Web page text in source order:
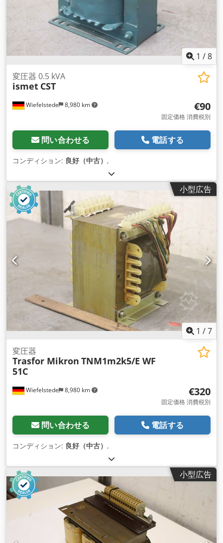
1 /8
Wiefelstede 8,980 km
変圧器 0.5 kVA
ismet CST
€90
固定価格 消費税別
問い合わせる 電話する
コンディション: 良好（中古） ,
小型広告
1 /7
Wiefelstede 8,980 km
変圧器
Trasfor Mikron TNM1m2k5/E WF
51C
€320
固定価格 消費税別
問い合わせる 電話する
コンディション: 良好（中古） ,
小型広告